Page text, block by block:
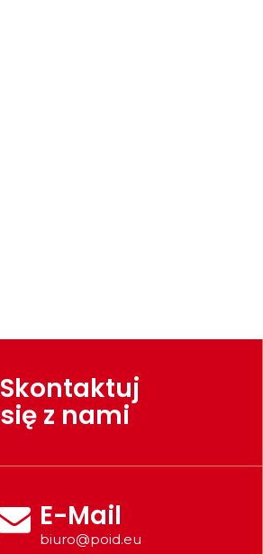
Skontaktuj
się z nami
E-Mail
biuro@poid.eu